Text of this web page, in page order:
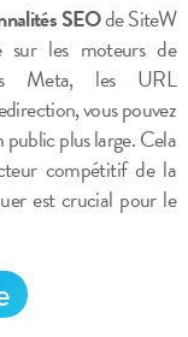
SEOde SiteW
sur les moteurs de
Meta, les URL
vous pouvez
plus large. Cela
compétitif de la
est crucial pour le